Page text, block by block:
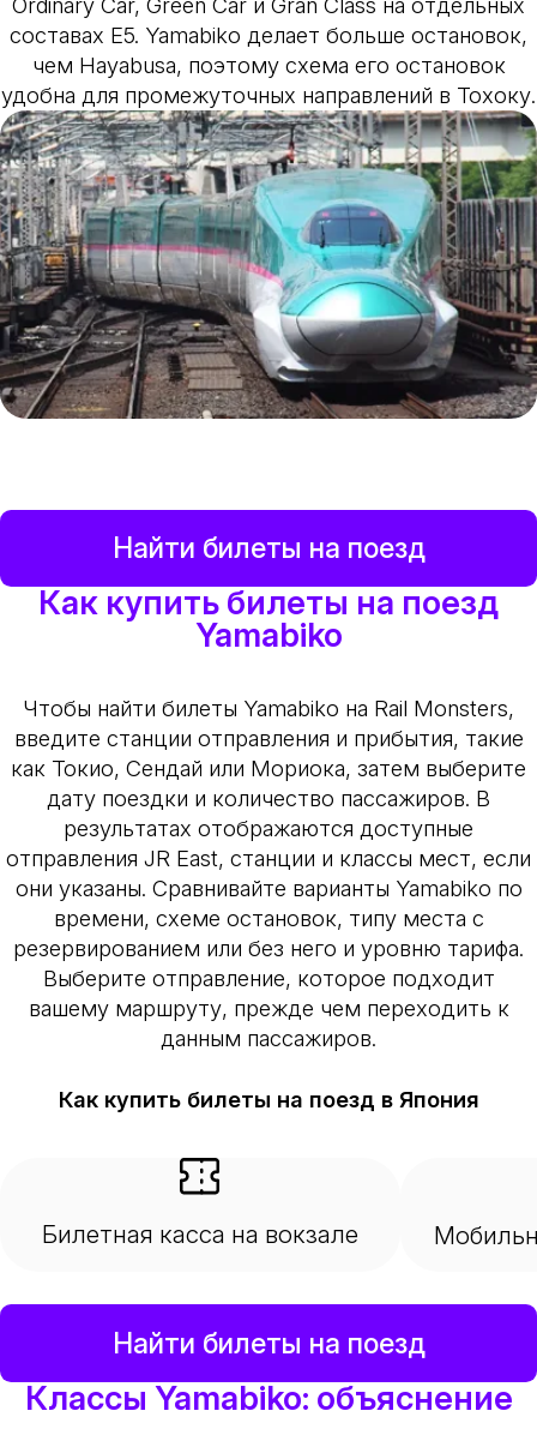
составах E5. Yamabiko делает больше остановок,
чем Hayabusa, поэтому схема его остановок
удобна для промежуточных направлений в Тохоку.
Найти билеты на поезд
Как купить билеты на поезд
Yamabiko
Чтобы найти билеты Yamabiko на Rail Monsters,
введите станции отправления и прибытия, такие
как Токио, Сендай или Мориока, затем выберите
дату поездки и количество пассажиров. В
результатах отображаются доступные
отправления JR East, станции и классы мест, если
они указаны. Сравнивайте варианты Yamabiko по
времени, схеме остановок, типу места с
резервированием или без него и уровню тарифа.
Выберите отправление, которое подходит
вашему маршруту, прежде чем переходить к
данным пассажиров.
Как купить билеты на поезд в Япония
Билетная касса на вокзале
Найти билеты на поезд
Классы Yamabiko: объяснение